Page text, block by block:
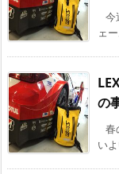
今
ェ
の
春
い